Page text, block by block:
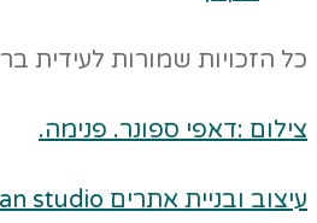
כל הזכויות שמורות לעידית בר
צילום :דאפי ספונר. פנימה.
עיצוב ובניית אתרים Made with ❤ hazan studio